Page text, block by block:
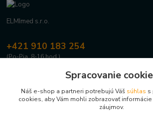
ELMImed s.r.o.
+421 910 183 254
(Po-Pia, 8-16 hod.)
info@elmimed.skSpracovanie
Náš e-shop a partneri potrebujú Váš súhlas s
cookies, aby Vám mohli zobrazovať informácie
záujmov.